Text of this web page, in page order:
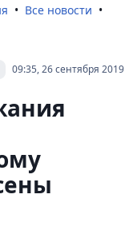
Все новости
09:35, 26 сентября 2019